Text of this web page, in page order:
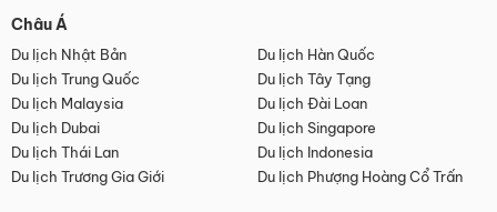
Châu Á
Du lịch Nhật Bản
Du lịch Hàn Quốc
Du lịch Trung Quốc
Du lịch Tây Tạng
Du lịch Malaysia
Du lịch Đài Loan
Du lịch Dubai
Du lịch Singapore
Du lịch Thái Lan
Du lịch Indonesia
Du lịch Trương Gia Giới
Du lịch Phượng Hoàng Cổ Trấn